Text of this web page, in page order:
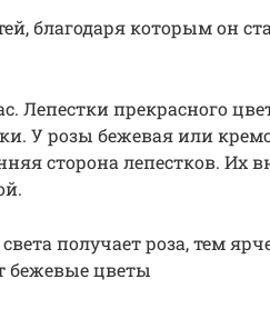
благодаря которым он
Лепестки прекрасного
У розы бежевая или
сторона лепестков. Их
получает роза, тем
бежевые цветы